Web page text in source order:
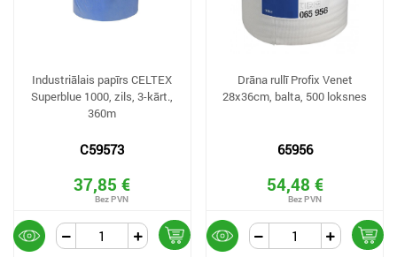
Industriālais papīrs CELTEX
Superblue 1000, zils, 3-kārt.,
360m
C59573
37,85 €
Drāna rullī Profix Venet
28x36cm, balta, 500 loksnes
65956
54,48 €